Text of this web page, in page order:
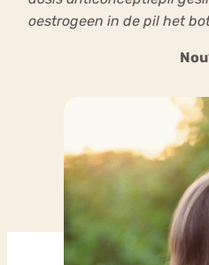
oestrogeen in de pil het